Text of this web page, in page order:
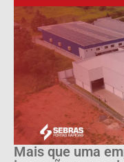
Mais que uma